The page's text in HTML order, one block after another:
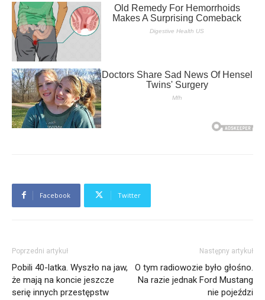
Facebook Twitter
Poprzedni artykuł
Pobili 40-latka. Wyszło na jaw,
że mają na koncie jeszcze
serię innych przestępstw
Następny artykuł
O tym radiowozie było głośno.
Na razie jednak Ford Mustang
nie pojeździ